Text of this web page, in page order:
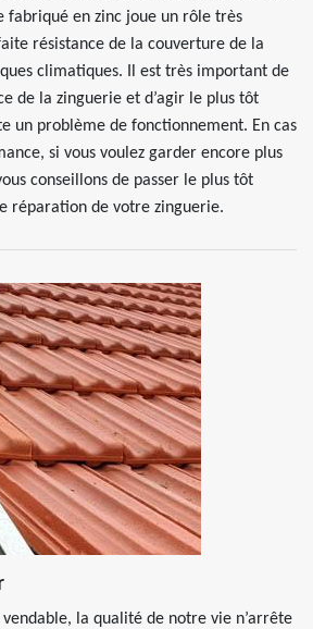
fabriqué en zinc joue un rôle très
résistance de la couverture de la
climatiques. Il est très important de
de la zinguerie et d’agir le plus tôt
un problème de fonctionnement. En cas
si vous voulez garder encore plus
conseillons de passer le plus tôt
réparation de votre zinguerie.
la qualité de notre vie n’arrête